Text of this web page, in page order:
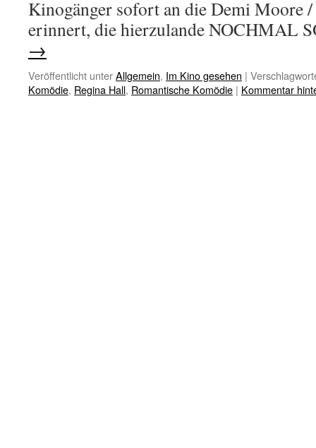
Kinogänger sofort an die Demi Moore
erinnert, die hierzulande NOCHMAL
→
Veröffentlicht unterAllgemein, Im Kino gesehen |
Komödie, Regina Hall, Romantische Komödie | Kommentar